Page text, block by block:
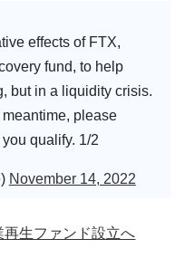
effects of FTX,
fund, to help
but in a liquidity crisis.
please
qualify. 1/2
November 14, 2022
生ファンド設立へ